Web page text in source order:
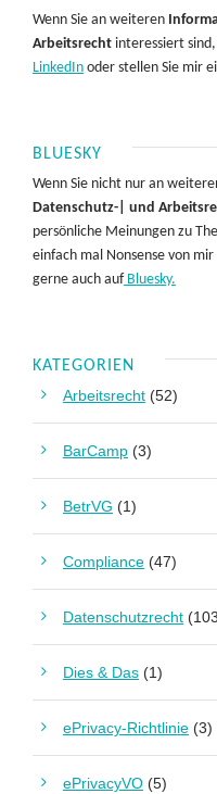
Wenn Sie an weiteren
Arbeitsrecht interessiert
LinkedIn oder stellen Sie mir
BLUESKY
Wenn Sie nicht nur an
Datenschutz-| und
persönliche Meinungen zu
einfach mal Nonsense von
gerne auch aufBluesky.
KATEGORIEN
Arbeitsrecht (52)
BarCamp (3)
BetrVG (1)
Compliance (47)
Datenschutzrecht
Dies & Das (1)
ePrivacy-Richtlinie (3)
ePrivacyVO (5)